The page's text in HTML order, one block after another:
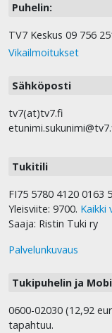
Puhelin:
TV7 Keskus 09 756
Vikailmoitukset
Sähköposti
tv7(at)tv7.fi
Tukitili
FI75 5780 4120 0163
Yleisviite: 9700. Kaikki
Saaja: Ristin Tuki ry
Palvelunkuvaus
Tukipuhelin ja
0600-02030 (12,92
tapahtuu.